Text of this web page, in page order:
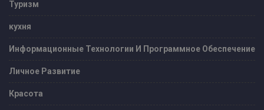
Туризм
кухня
Информационные Технологии И Программное Обеспечение
Личное Развитие
Красота